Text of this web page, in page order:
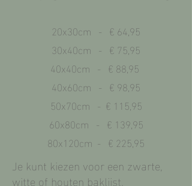
20x30cm - € 64,95
30x40cm - € 75,95
40x40cm - € 88,95
40x60cm - € 98,95
50x70cm - € 115,95
60x80cm - € 139,95
80x120cm - € 225,95
Je kunt kiezen voor een zwarte,
witte of houten baklijst.